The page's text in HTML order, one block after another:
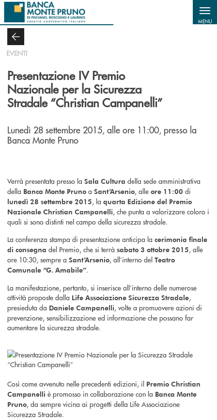
Salta al contenuto principale
MENU
EVENTI
Presentazione IV Premio
Nazionale per la Sicurezza
Stradale “Christian Campanelli”
Lunedì 28 settembre 2015, alle ore 11:00, presso la
Banca Monte Pruno
Verrà presentata presso la Sala Cultura della sede amministrativa
della Banca Monte Pruno a Sant’Arsenio, alle ore 11:00 di
lunedì 28 settembre 2015, la quarta Edizione del Premio
Nazionale Christian Campanelli, che punta a valorizzare coloro i
quali si sono distinti nel campo della sicurezza stradale.
La conferenza stampa di presentazione anticipa la cerimonia finale
di consegna del Premio, che si terrà sabato 3 ottobre 2015, alle
ore 10:30, sempre a Sant’Arsenio, all’interno del Teatro
Comunale “G. Amabile”.
La manifestazione, pertanto, si inserisce all’interno delle numerose
attività proposte dalla Life Associazione Sicurezza Stradale,
presieduta da Daniele Campanelli, volte a promuovere azioni di
prevenzione, sensibilizzazione ed informazione che possano far
aumentare la sicurezza stradale.
Così come avvenuto nelle precedenti edizioni, il Premio Christian
Campanelli è promosso in collaborazione con la Banca Monte
Pruno, da sempre vicina ai progetti della Life Associazione
Sicurezza Stradale.